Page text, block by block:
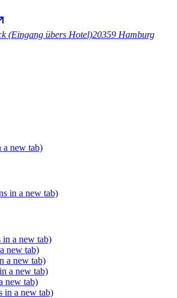
(Eingang übers Hotel)20359 Hamburg
a new tab)
in a new tab)
in a new tab)
new tab)
a new tab)
a new tab)
new tab)
in a new tab)